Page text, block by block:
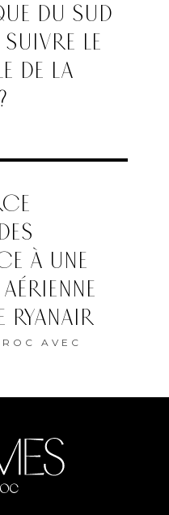
DU SUD
LE
DE LA
À UNE
RYANAIR
AVEC